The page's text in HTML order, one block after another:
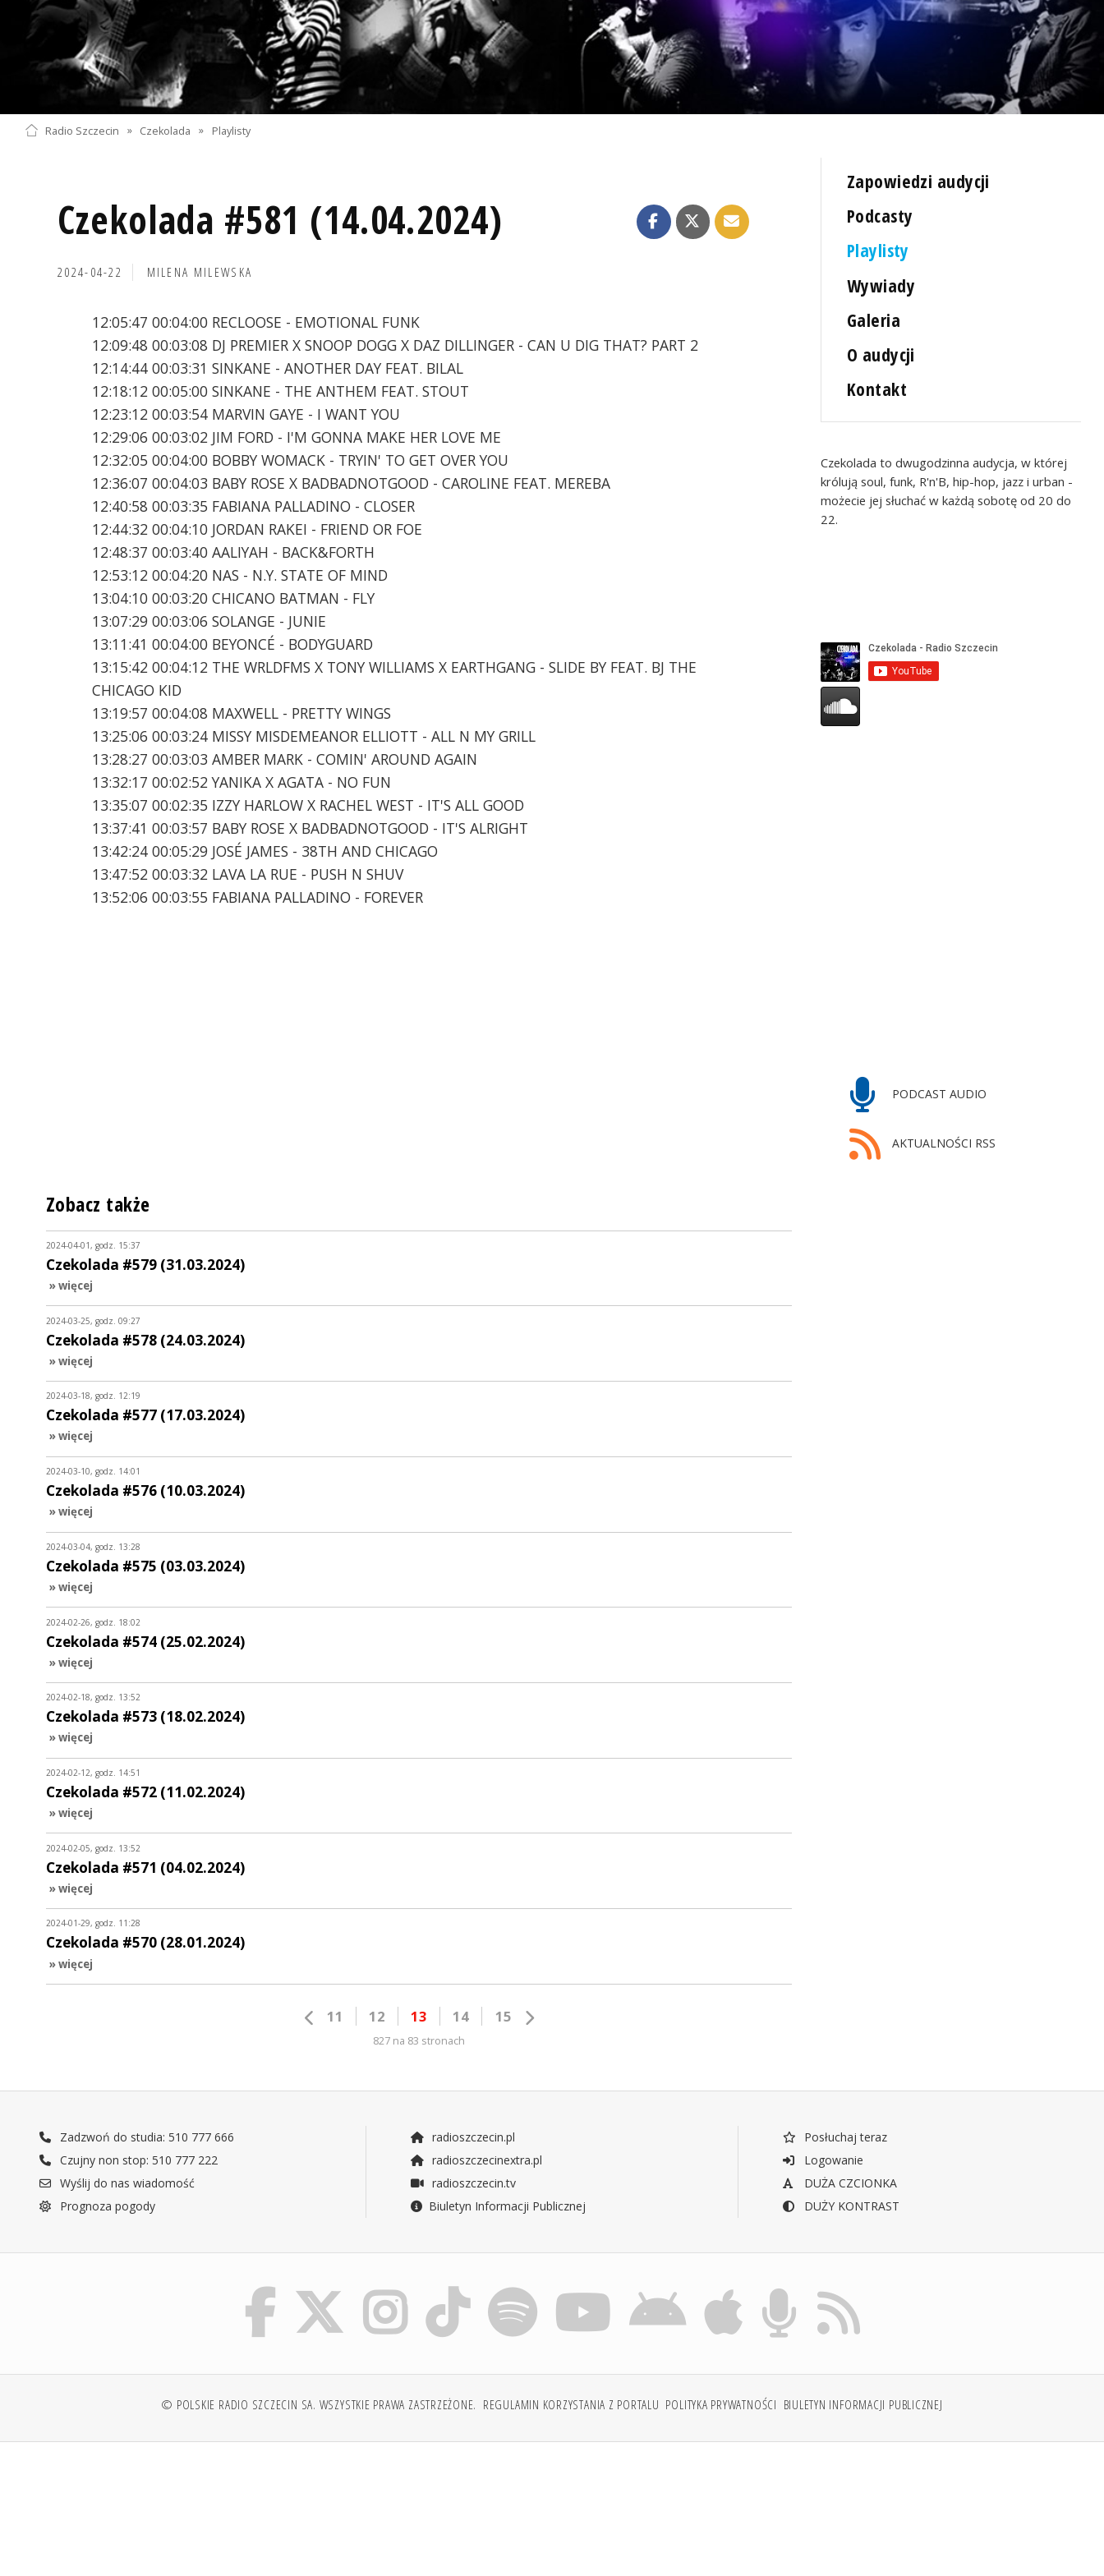
Radio Szczecin » Czekolada » Playlisty
Czekolada #581 (14.04.2024)
2024-04-22 MILENA MILEWSKA
12:05:47 00:04:00 RECLOOSE - EMOTIONAL FUNK
12:09:48 00:03:08 DJ PREMIER X SNOOP DOGG X DAZ DILLINGER - CAN U DIG THAT? PART 2
12:14:44 00:03:31 SINKANE - ANOTHER DAY FEAT. BILAL
12:18:12 00:05:00 SINKANE - THE ANTHEM FEAT. STOUT
12:23:12 00:03:54 MARVIN GAYE - I WANT YOU
12:29:06 00:03:02 JIM FORD - I'M GONNA MAKE HER LOVE ME
12:32:05 00:04:00 BOBBY WOMACK - TRYIN' TO GET OVER YOU
12:36:07 00:04:03 BABY ROSE X BADBADNOTGOOD - CAROLINE FEAT. MEREBA
12:40:58 00:03:35 FABIANA PALLADINO - CLOSER
12:44:32 00:04:10 JORDAN RAKEI - FRIEND OR FOE
12:48:37 00:03:40 AALIYAH - BACK&FORTH
12:53:12 00:04:20 NAS - N.Y. STATE OF MIND
13:04:10 00:03:20 CHICANO BATMAN - FLY
13:07:29 00:03:06 SOLANGE - JUNIE
13:11:41 00:04:00 BEYONCÉ - BODYGUARD
13:15:42 00:04:12 THE WRLDFMS X TONY WILLIAMS X EARTHGANG - SLIDE BY FEAT. BJ THE
CHICAGO KID
13:19:57 00:04:08 MAXWELL - PRETTY WINGS
13:25:06 00:03:24 MISSY MISDEMEANOR ELLIOTT - ALL N MY GRILL
13:28:27 00:03:03 AMBER MARK - COMIN' AROUND AGAIN
13:32:17 00:02:52 YANIKA X AGATA - NO FUN
13:35:07 00:02:35 IZZY HARLOW X RACHEL WEST - IT'S ALL GOOD
13:37:41 00:03:57 BABY ROSE X BADBADNOTGOOD - IT'S ALRIGHT
13:42:24 00:05:29 JOSÉ JAMES - 38TH AND CHICAGO
13:47:52 00:03:32 LAVA LA RUE - PUSH N SHUV
13:52:06 00:03:55 FABIANA PALLADINO - FOREVER
Zapowiedzi audycji
Podcasty
Playlisty
Wywiady
Galeria
O audycji
Kontakt
Czekolada to dwugodzinna audycja, w której
królują soul, funk, R'n'B, hip-hop, jazz i urban -
możecie jej słuchać w każdą sobotę od 20 do
22.
PODCAST AUDIO
AKTUALNOŚCI RSS
Zobacz także
2024-04-01, godz. 15:37
Czekolada #579 (31.03.2024)
» więcej
2024-03-25, godz. 09:27
Czekolada #578 (24.03.2024)
» więcej
2024-03-18, godz. 12:19
Czekolada #577 (17.03.2024)
» więcej
2024-03-10, godz. 14:01
Czekolada #576 (10.03.2024)
» więcej
2024-03-04, godz. 13:28
Czekolada #575 (03.03.2024)
» więcej
2024-02-26, godz. 18:02
Czekolada #574 (25.02.2024)
» więcej
2024-02-18, godz. 13:52
Czekolada #573 (18.02.2024)
» więcej
2024-02-12, godz. 14:51
Czekolada #572 (11.02.2024)
» więcej
2024-02-05, godz. 13:52
Czekolada #571 (04.02.2024)
» więcej
2024-01-29, godz. 11:28
Czekolada #570 (28.01.2024)
» więcej
11 12 13 14 15
827 na 83 stronach
Zadzwoń do studia: 510 777 666
Czujny non stop: 510 777 222
Wyślij do nas wiadomość
Prognoza pogody
radioszczecin.pl
radioszczecinextra.pl
radioszczecin.tv
Biuletyn Informacji Publicznej
Posłuchaj teraz
Logowanie
DUŻA CZCIONKA
DUŻY KONTRAST
© POLSKIE RADIO SZCZECIN SA. WSZYSTKIE PRAWA ZASTRZEŻONE. REGULAMIN KORZYSTANIA Z PORTALU POLITYKA PRYWATNOŚCI BIULETYN INFORMACJI PUBLICZNEJ